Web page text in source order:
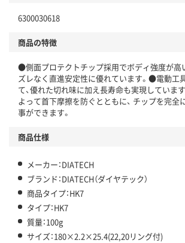
6300030618
商品の特徴
●側面プロテクトチップ採用でボディ強度が高
ズレなく直進安定性に優れています。●電動工
て、優れた切れ味に加え長寿命も実現していま
よって首下摩擦を防ぐとともに、 チップを完全
事ができます。
商品仕様
メーカー：DIATECH
ブランド：DIATECH（ダイヤテック）
商品タイプ：HK7
タイプ：HK7
質量：100g
サイズ：180×2.2×25.4(22,20リング付)